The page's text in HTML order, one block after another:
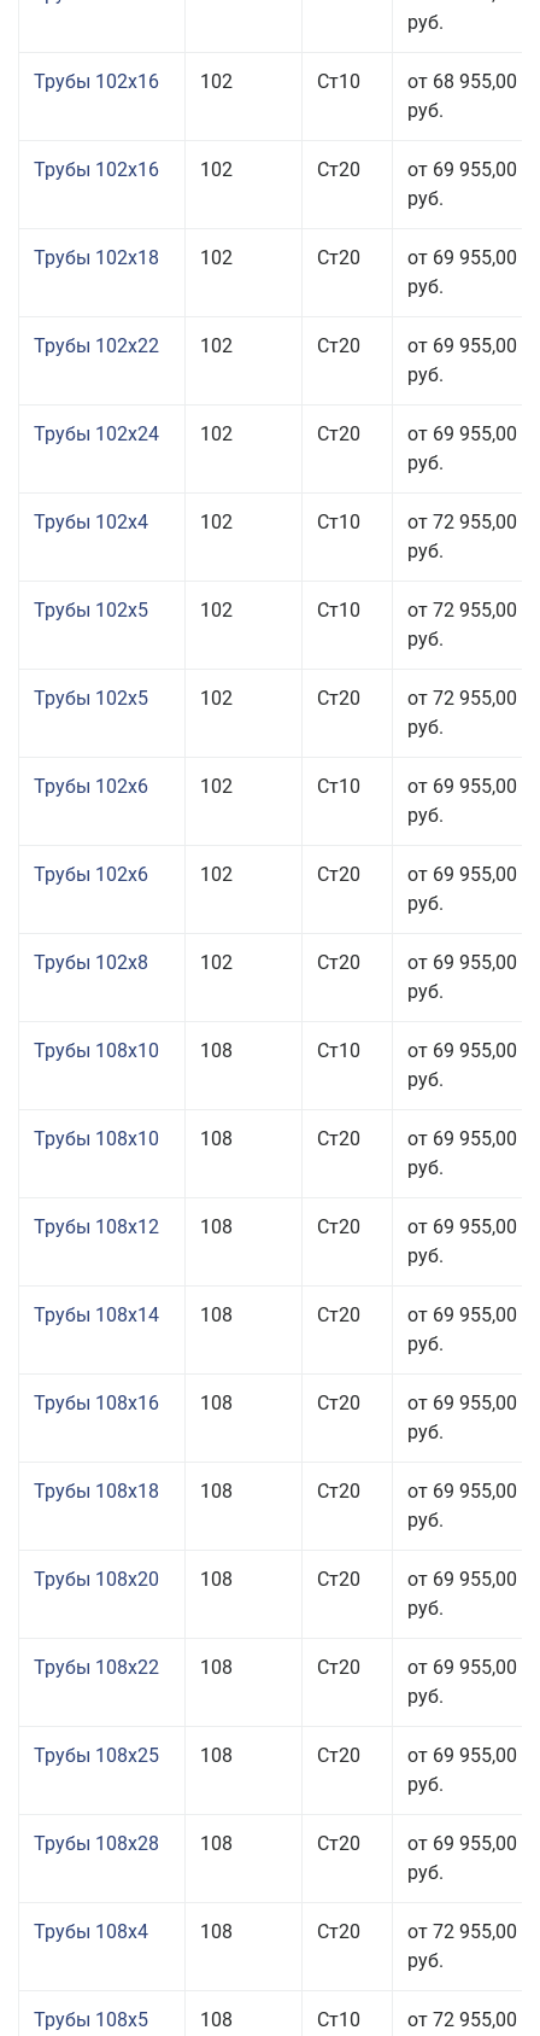
руб.
Трубы 102x16 102 Ст10
от 68 955,00
руб.
Трубы 102x16 102 Ст20
от 69 955,00
руб.
Трубы 102x18 102 Ст20
от 69 955,00
руб.
Трубы 102x22 102 Ст20
от 69 955,00
руб.
Трубы 102x24 102 Ст20
от 69 955,00
руб.
Трубы 102x4 102 Ст10
от 72 955,00
руб.
Трубы 102x5 102 Ст10
от 72 955,00
руб.
Трубы 102x5 102 Ст20
от 72 955,00
руб.
Трубы 102x6 102 Ст10
от 69 955,00
руб.
Трубы 102x6 102 Ст20
от 69 955,00
руб.
Трубы 102x8 102 Ст20
от 69 955,00
руб.
Трубы 108x10 108 Ст10
от 69 955,00
руб.
Трубы 108x10 108 Ст20
от 69 955,00
руб.
Трубы 108x12 108 Ст20
от 69 955,00
руб.
Трубы 108x14 108 Ст20
от 69 955,00
руб.
Трубы 108x16 108 Ст20
от 69 955,00
руб.
Трубы 108x18 108 Ст20
от 69 955,00
руб.
Трубы 108x20 108 Ст20
от 69 955,00
руб.
Трубы 108x22 108 Ст20
от 69 955,00
руб.
Трубы 108x25 108 Ст20
от 69 955,00
руб.
Трубы 108x28 108 Ст20
от 69 955,00
руб.
Трубы 108x4 108 Ст20
от 72 955,00
руб.
Трубы 108x5 108 Ст10
от 72 955,00